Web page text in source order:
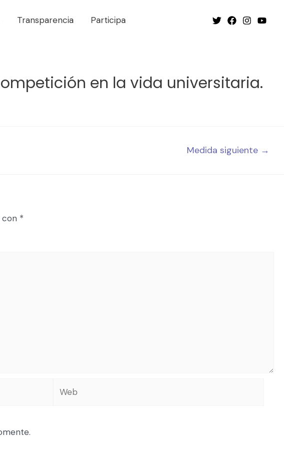
Transparencia Participa
en la vida universitaria.
Medida siguiente →
con *